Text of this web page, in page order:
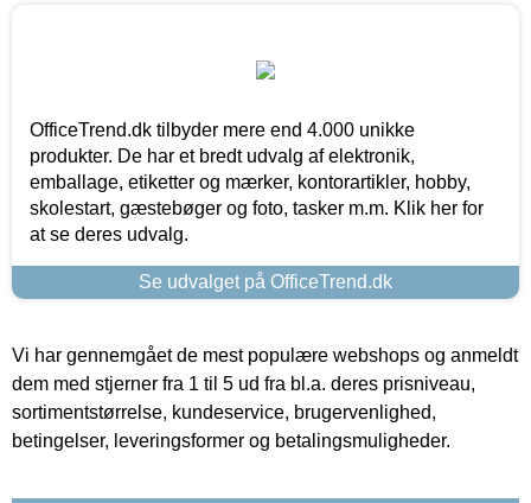
OfficeTrend.dk tilbyder mere end 4.000 unikke
produkter. De har et bredt udvalg af elektronik,
emballage, etiketter og mærker, kontorartikler, hobby,
skolestart, gæstebøger og foto, tasker m.m. Klik her for
at se deres udvalg.
Se udvalget på OfficeTrend.dk
Vi har gennemgået de mest populære webshops og anmeldt
dem med stjerner fra 1 til 5 ud fra bl.a. deres prisniveau,
sortimentstørrelse, kundeservice, brugervenlighed,
betingelser, leveringsformer og betalingsmuligheder.